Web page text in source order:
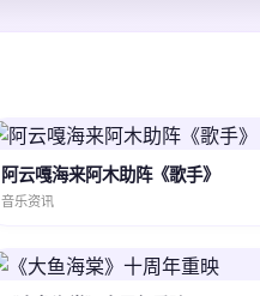
阿云嘎海来阿木助阵《歌手》
音乐资讯